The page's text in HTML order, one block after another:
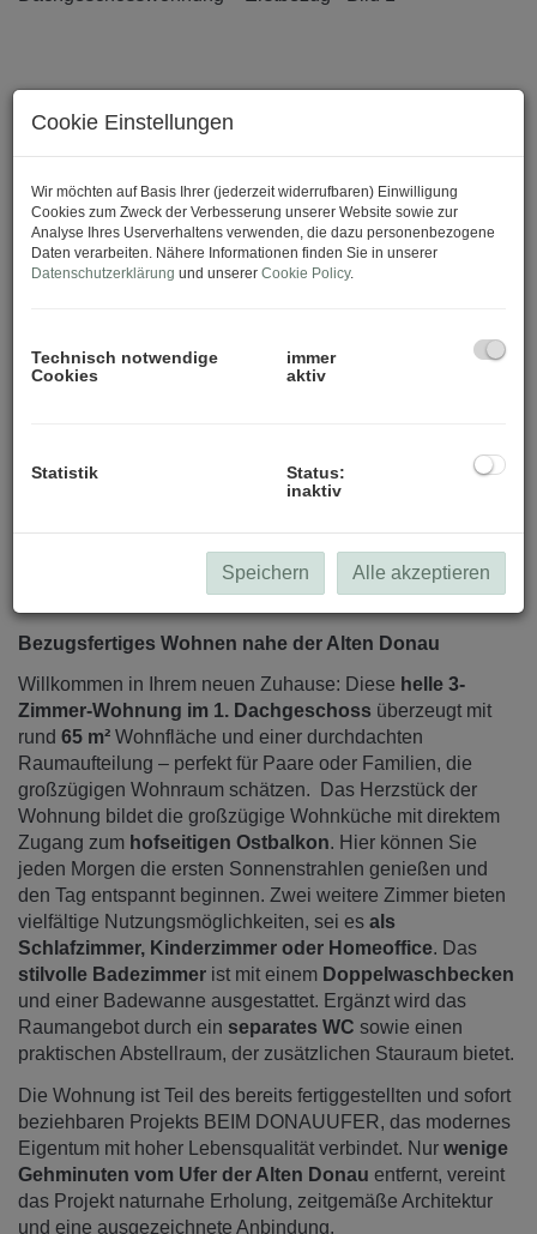
Beschreibung
Bezugsfertiges Wohnen nahe der Alten Donau
Willkommen in Ihrem neuen Zuhause: Diese helle 3-
Zimmer-Wohnung im 1. Dachgeschoss überzeugt mit
rund 65 m² Wohnfläche und einer durchdachten
Raumaufteilung – perfekt für Paare oder Familien, die
großzügigen Wohnraum schätzen. Das Herzstück der
Wohnung bildet die großzügige Wohnküche mit direktem
Zugang zum hofseitigen Ostbalkon. Hier können Sie
jeden Morgen die ersten Sonnenstrahlen genießen und
den Tag entspannt beginnen. Zwei weitere Zimmer bieten
vielfältige Nutzungsmöglichkeiten, sei es als
Schlafzimmer, Kinderzimmer oder Homeoffice. Das
stilvolle Badezimmer ist mit einem Doppelwaschbecken
und einer Badewanne ausgestattet. Ergänzt wird das
Raumangebot durch ein separates WC sowie einen
praktischen Abstellraum, der zusätzlichen Stauraum bietet.
Die Wohnung ist Teil des bereits fertiggestellten und sofort
beziehbaren Projekts BEIM DONAUUFER, das modernes
Eigentum mit hoher Lebensqualität verbindet. Nur wenige
Gehminuten vom Ufer der Alten Donau entfernt, vereint
das Projekt naturnahe Erholung, zeitgemäße Architektur
und eine ausgezeichnete Anbindung.
Cookie Einstellungen
Wir möchten auf Basis Ihrer (jederzeit widerrufbaren) Einwilligung
Cookies zum Zweck der Verbesserung unserer Website sowie zur
Analyse Ihres Userverhaltens verwenden, die dazu personenbezogene
Daten verarbeiten. Nähere Informationen finden Sie in unserer
Datenschutzerklärung und unserer Cookie Policy.
Technisch notwendige
Cookies
immer
aktiv
Statistik
Status:
inaktiv
Speichern Alle akzeptieren